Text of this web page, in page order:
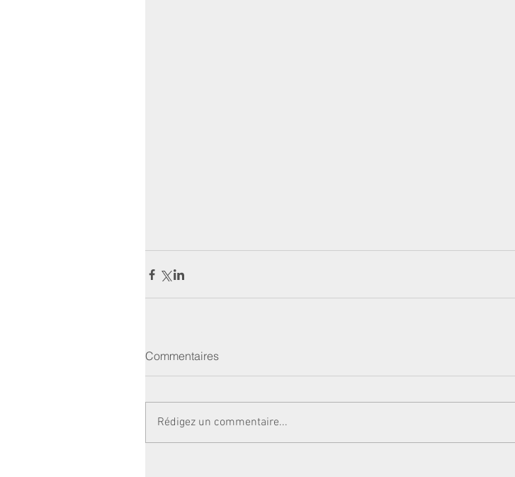
Commentaires
Rédigez un commentaire...